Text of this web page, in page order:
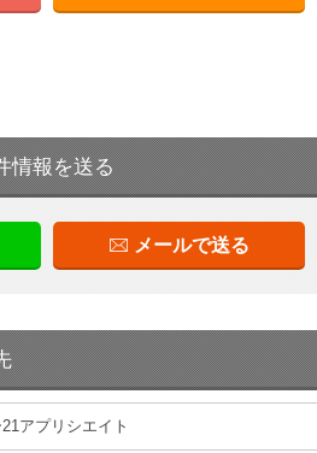
情報を送る
メールで送る
21アプリシエイト